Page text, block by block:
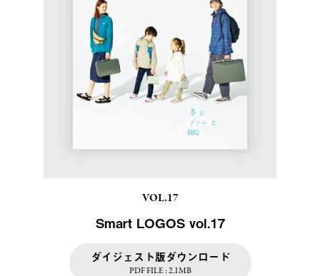
VOL.17
Smart LOGOS vol.17
ダイジェスト版ダウンロード
PDF FILE : 2.1MB